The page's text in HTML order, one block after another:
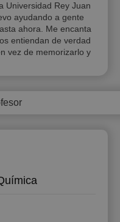
Universidad Rey Juan
ayudando a gente
ahora. Me encanta
entiendan de verdad
vez de memorizarlo y